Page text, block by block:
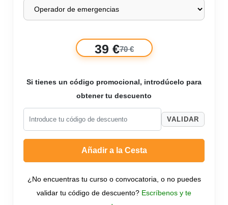
39 €70 €
Si tienes un código promocional, introdúcelo para
obtener tu descuento
VALIDAR
Añadir a la Cesta
¿No encuentras tu curso o convocatoria, o no puedes
validar tu código de descuento? Escríbenos y te